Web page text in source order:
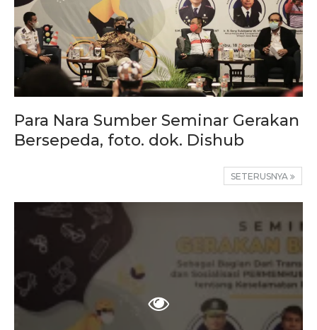
Para Nara Sumber Seminar Gerakan
Bersepeda, foto. dok. Dishub
SETERUSNYA